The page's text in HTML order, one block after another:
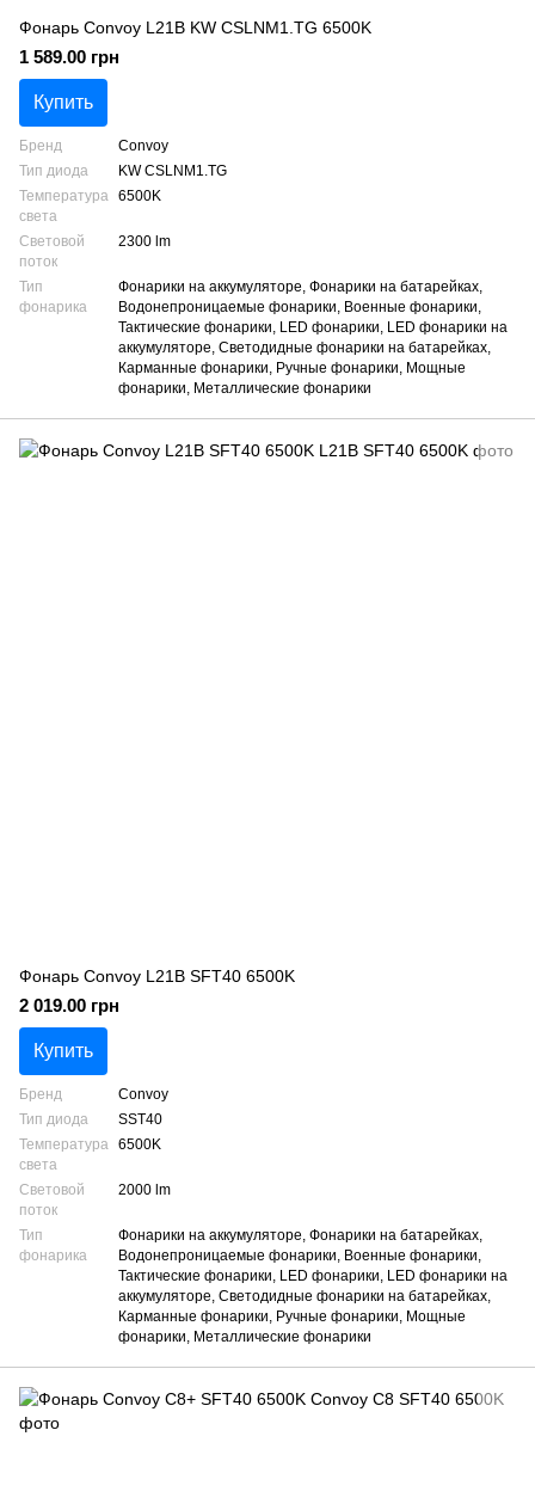
Фонарь Convoy L21B KW CSLNM1.TG 6500K
1 589.00 грн
Купить
Бренд
Convoy
Тип диода
KW CSLNM1.TG
Температура
света
6500K
Световой
поток
2300 lm
Тип
фонарика
Фонарики на аккумуляторе, Фонарики на батарейках,
Водонепроницаемые фонарики, Военные фонарики,
Тактические фонарики, LED фонарики, LED фонарики на
аккумуляторе, Светодидные фонарики на батарейках,
Карманные фонарики, Ручные фонарики, Мощные
фонарики, Металлические фонарики
Фонарь Convoy L21B SFT40 6500K
2 019.00 грн
Купить
Бренд
Convoy
Тип диода
SST40
Температура
света
6500K
Световой
поток
2000 lm
Тип
фонарика
Фонарики на аккумуляторе, Фонарики на батарейках,
Водонепроницаемые фонарики, Военные фонарики,
Тактические фонарики, LED фонарики, LED фонарики на
аккумуляторе, Светодидные фонарики на батарейках,
Карманные фонарики, Ручные фонарики, Мощные
фонарики, Металлические фонарики